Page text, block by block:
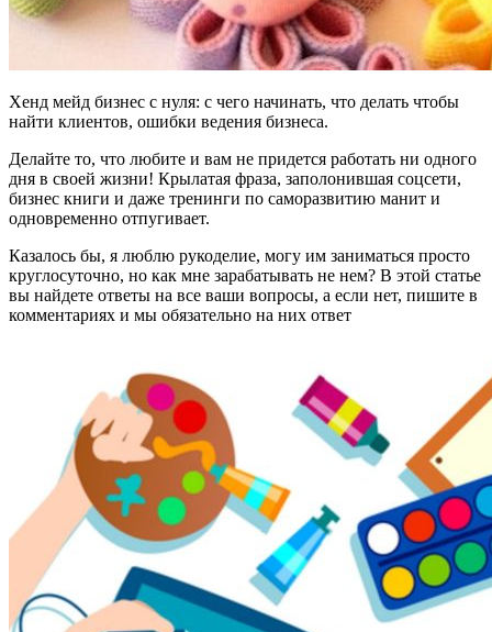
Хенд мейд бизнес с нуля: с чего начинать, что делать чтобы
найти клиентов, ошибки ведения бизнеса.
Делайте то, что любите и вам не придется работать ни одного
дня в своей жизни! Крылатая фраза, заполонившая соцсети,
бизнес книги и даже тренинги по саморазвитию манит и
одновременно отпугивает.
Казалось бы, я люблю рукоделие, могу им заниматься просто
круглосуточно, но как мне зарабатывать не нем? В этой статье
вы найдете ответы на все ваши вопросы, а если нет, пишите в
комментариях и мы обязательно на них ответ